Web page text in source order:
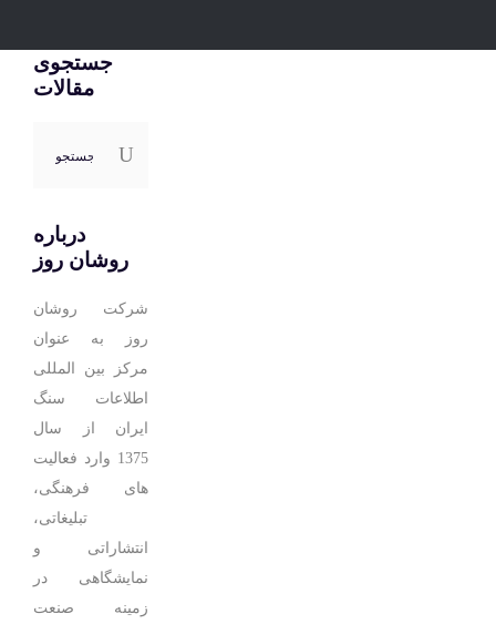
جستجوی
مقالات
برای:
درباره
روشان روز
شرکت روشان
روز به عنوان
مرکز بین المللی
اطلاعات سنگ
ایران از سال
1375 وارد فعالیت
های فرهنگی،
تبلیغاتی،
انتشاراتی و
نمایشگاهی در
زمینه صنعت